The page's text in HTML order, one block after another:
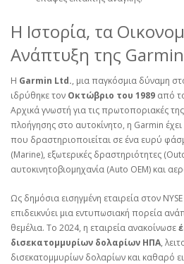
Η Ιστορία, τα
Ανάπτυξη της
Η Garmin Ltd., μια παγκόσμια δύναμη
ιδρύθηκε τον Οκτώβριο του 1989 από
Αρχικά γνωστή για τις πρωτοποριακές
πλοήγησης στο αυτοκίνητο, η Garmin έχει
που δραστηριοποιείται σε ένα ευρύ
(Marine), εξωτερικές δραστηριότητες
αυτοκινητοβιομηχανία (Auto OEM) και
Ως δημόσια εισηγμένη εταιρεία στον
επιδεικνύει μια εντυπωσιακή πορεία
θεμέλια. Το 2024, η εταιρεία ανακοίνωσε
δισεκατομμυρίων δολαρίων ΗΠΑ,
δισεκατομμυρίων δολαρίων και καθαρό